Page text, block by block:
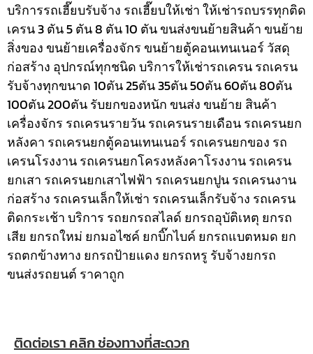
บริการรถเฮี๊ยบรับจ้าง รถเฮี๊ยบให้เช่า ให้เช่ารถบรรทุกติด
เครน 3 ตัน 5 ตัน 8 ตัน 10 ตัน ขนส่งขนย้ายสินค้า ขนย้าย
สิ่งของ ขนย้ายเครื่องจักร ขนย้ายตู้คอนเทนเนอร์ วัสดุ
ก่อสร้าง อุปกรณ์ทุกชนิดบริการให้เช่ารถเครน รถเครน
รับจ้างทุกขนาด 10ตัน 25ตัน 35ตัน 50ตัน 60ตัน 80ตัน
100ตัน 200ตัน รับยกของหนัก ขนส่ง ขนย้าย สินค้า
เครื่องจักร รถเครนรายวัน รถเครนรายเดือน รถเครนยก
หลังคา รถเครนยกตู้คอนเทนเนอร์ รถเครนยกของ รถ
เครนโรงงาน รถเครนยกโครงหลังคาโรงงาน รถเครน
ยกเสา รถเครนยกเสาไฟฟ้า รถเครนยกปูน รถเครนงาน
ก่อสร้าง รถเครนเล็กให้เช่า รถเครนเล็กรับจ้าง รถเครน
ติดกระเช้าบริการ รถยกรถสไลด์ ยกรถอุบัติเหตุ ยกรถ
เสีย ยกรถใหม่ ยกมอไซค์ ยกบิ๊กไบค์ ยกรถแบตหมด ยก
รถตกข้างทาง ยกรถป้ายแดง ยกรถหรู รับจ้างยกรถ
ขนส่งรถยนต์ ราคาถูก
ติดต่อเรา คลิก ช่องทางที่สะดวก